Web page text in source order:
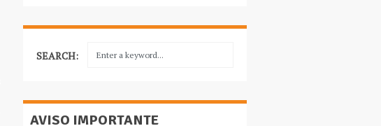
SEARCH:
AVISO IMPORTANTE